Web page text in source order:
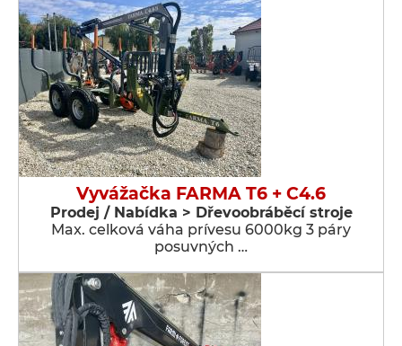
Vyvážačka FARMA T6 + C4.6
Prodej / Nabídka > Dřevoobráběcí stroje
Max. celková váha prívesu 6000kg 3 páry
posuvných …